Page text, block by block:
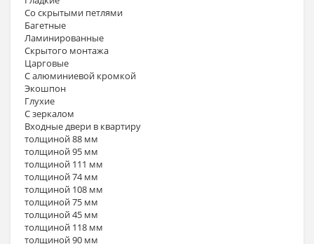
Со скрытыми петлями
Багетные
Ламинированные
Скрытого монтажа
Царговые
С алюминиевой кромкой
Экошпон
Глухие
С зеркалом
Входные двери в квартиру
толщиной 88 мм
толщиной 95 мм
толщиной 111 мм
толщиной 74 мм
толщиной 108 мм
толщиной 75 мм
толщиной 45 мм
толщиной 118 мм
толщиной 90 мм